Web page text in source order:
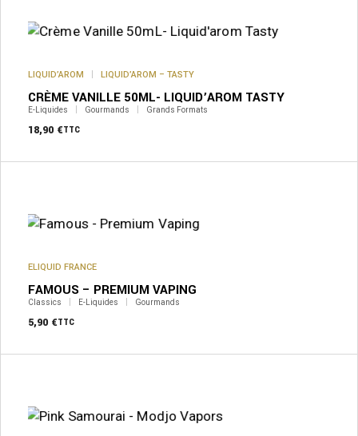
LIQUID’AROM LIQUID’AROM – TASTY
CRÈME VANILLE 50ML- LIQUID’AROM TASTY
E-Liquides Gourmands Grands Formats
18,90 €TTC
ELIQUID FRANCE
FAMOUS – PREMIUM VAPING
Classics E-Liquides Gourmands
5,90 €TTC
variations.
peuvent
choisies
page
produit